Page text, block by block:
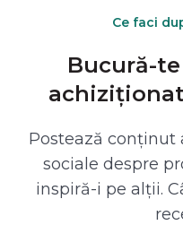
Ce faci
Bucură-
Postează
sociale despre
inspiră-i pe alții.